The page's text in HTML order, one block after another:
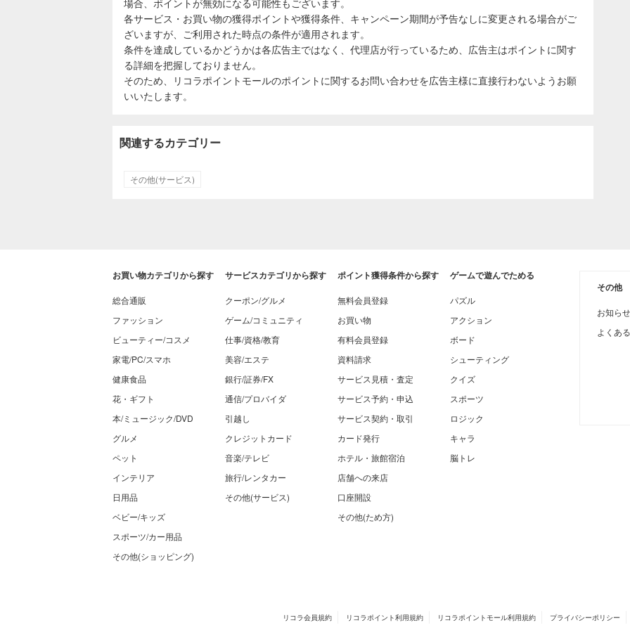
各サービス・お買い物の獲得ポイントや獲得条件、キャンペーン期間が予告なしに変更される場合がご
ざいますが、ご利用された時点の条件が適用されます。
条件を達成しているかどうかは各広告主ではなく、代理店が行っているため、広告主はポイントに関す
る詳細を把握しておりません。
そのため、リコラポイントモールのポイントに関するお問い合わせを広告主様に直接行わないようお願
いいたします。
関連するカテゴリー
その他(サービス)
お買い物カテゴリから探す
総合通販
ファッション
ビューティー/コスメ
家電/PC/スマホ
健康食品
花・ギフト
本/ミュージック/DVD
グルメ
ペット
インテリア
日用品
ベビー/キッズ
スポーツ/カー用品
その他(ショッピング)
サービスカテゴリから探す
クーポン/グルメ
ゲーム/コミュニティ
仕事/資格/教育
美容/エステ
銀行/証券/FX
通信/プロバイダ
引越し
クレジットカード
音楽/テレビ
旅行/レンタカー
その他(サービス)
ポイント獲得条件から探す
無料会員登録
お買い物
有料会員登録
資料請求
サービス見積・査定
サービス予約・申込
サービス契約・取引
カード発行
ホテル・旅館宿泊
店舗への来店
口座開設
その他(ため方)
ゲームで遊んでためる
パズル
アクション
ボード
シューティング
クイズ
スポーツ
ロジック
キャラ
脳トレ
その他
お知らせ
よくあ
リコラ会員規約 リコラポイント利用規約 リコラポイントモール利用規約 プライバシーポリシー